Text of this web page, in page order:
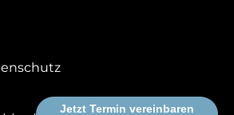
Jetzt Termin vereinbaren